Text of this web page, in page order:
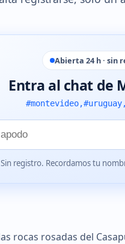
Abierta 24 h · sin
Entra al chat de
Sin registro. Recordamos tu
rocas rosadas del